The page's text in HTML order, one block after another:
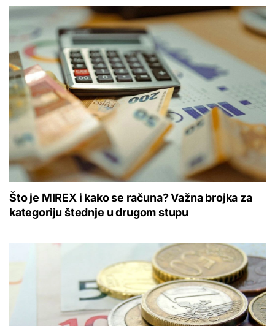
Što je MIREX i kako se računa? Važna brojka za
kategoriju štednje u drugom stupu